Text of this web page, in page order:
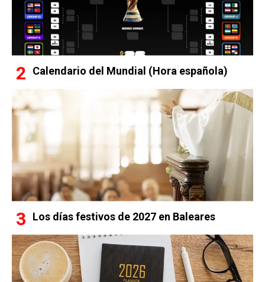
Calendario del Mundial (Hora española)
Los días festivos de 2027 en Baleares